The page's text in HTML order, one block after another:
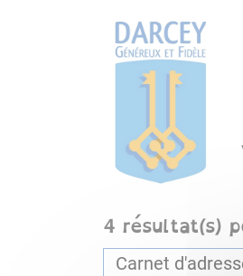
d'accès
rapide
d'accès
rapide
principal
d'accès
rapide
recherche
d'accès
rapide
page
4résultat(s)
Carnet